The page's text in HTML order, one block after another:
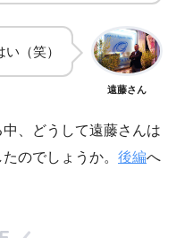
い（笑）
遠藤さん
、どうして遠藤さんは
のでしょうか。 後編へ